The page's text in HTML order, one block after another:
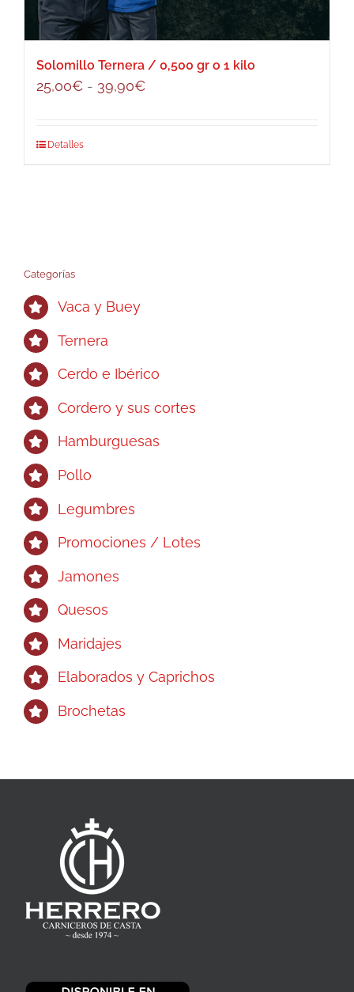
Solomillo Ternera / 0,500 gr o 1 kilo
25,00€ - 39,90€Rango
Este
opciones
se
pueden
elegir
en
la
página
de
producto
Detalles
Categorías
Vaca y Buey
Ternera
Cerdo e Ibérico
Cordero y sus cortes
Hamburguesas
Pollo
Legumbres
Promociones / Lotes
Jamones
Quesos
Maridajes
Elaborados y Caprichos
Brochetas